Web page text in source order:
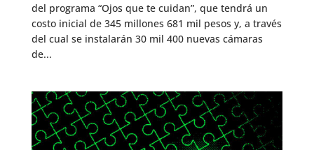
del programa “Ojos que te cuidan”, que tendrá un
costo inicial de 345 millones 681 mil pesos y, a través
del cual se instalarán 30 mil 400 nuevas cámaras
de...